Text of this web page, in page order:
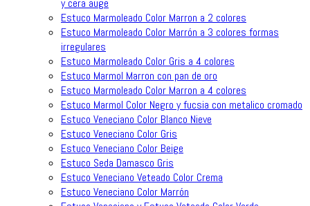
y cera auge
Estuco Marmoleado Color Marron a 2 colores
Estuco Marmoleado Color Marrón a 3 colores formas
irregulares
Estuco Marmoleado Color Gris a 4 colores
Estuco Marmol Marron con pan de oro
Estuco Marmoleado Color Marron a 4 colores
Estuco Marmol Color Negro y fucsia con metalico cromado
Estuco Veneciano Color Blanco Nieve
Estuco Veneciano Color Gris
Estuco Veneciano Color Beige
Estuco Seda Damasco Gris
Estuco Veneciano Veteado Color Crema
Estuco Veneciano Color Marrón